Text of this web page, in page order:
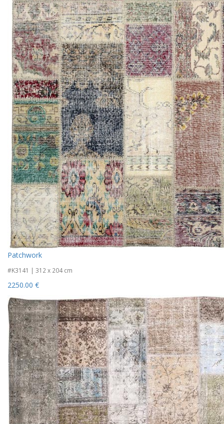
Patchwork
#K3141 | 312 x 204 cm
2250.00 €